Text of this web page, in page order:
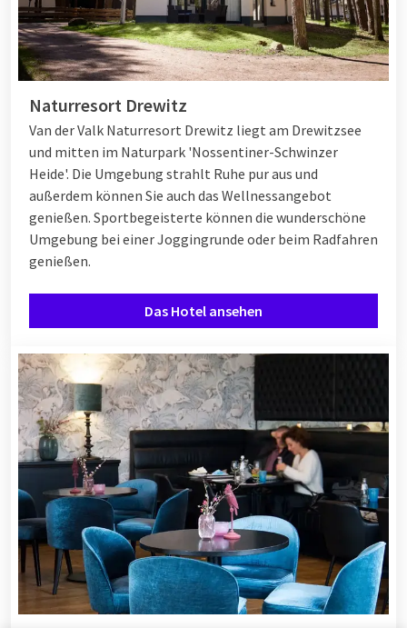
Naturresort Drewitz
Van der Valk Naturresort Drewitz liegt am Drewitzsee
und mitten im Naturpark 'Nossentiner-Schwinzer
Heide'. Die Umgebung strahlt Ruhe pur aus und
außerdem können Sie auch das Wellnessangebot
genießen. Sportbegeisterte können die wunderschöne
Umgebung bei einer Joggingrunde oder beim Radfahren
genießen.
Das Hotel ansehen